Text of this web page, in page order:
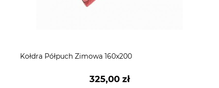
Kołdra Półpuch Zimowa 160x200
325,00 zł